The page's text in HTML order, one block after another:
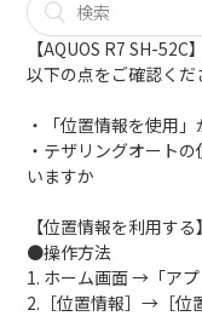
【AQUOS R7 SH-
以下の点をご確認くだ
・「位置情報を使用
・テザリングオート
いますか
【位置情報を利用する】
●操作方法
1. ホーム画面 →「ア
2.［位置情報］→［位